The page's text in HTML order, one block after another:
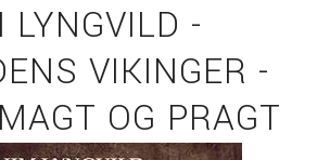
LYNGVILD -
VIKINGER -
OG PRAGT